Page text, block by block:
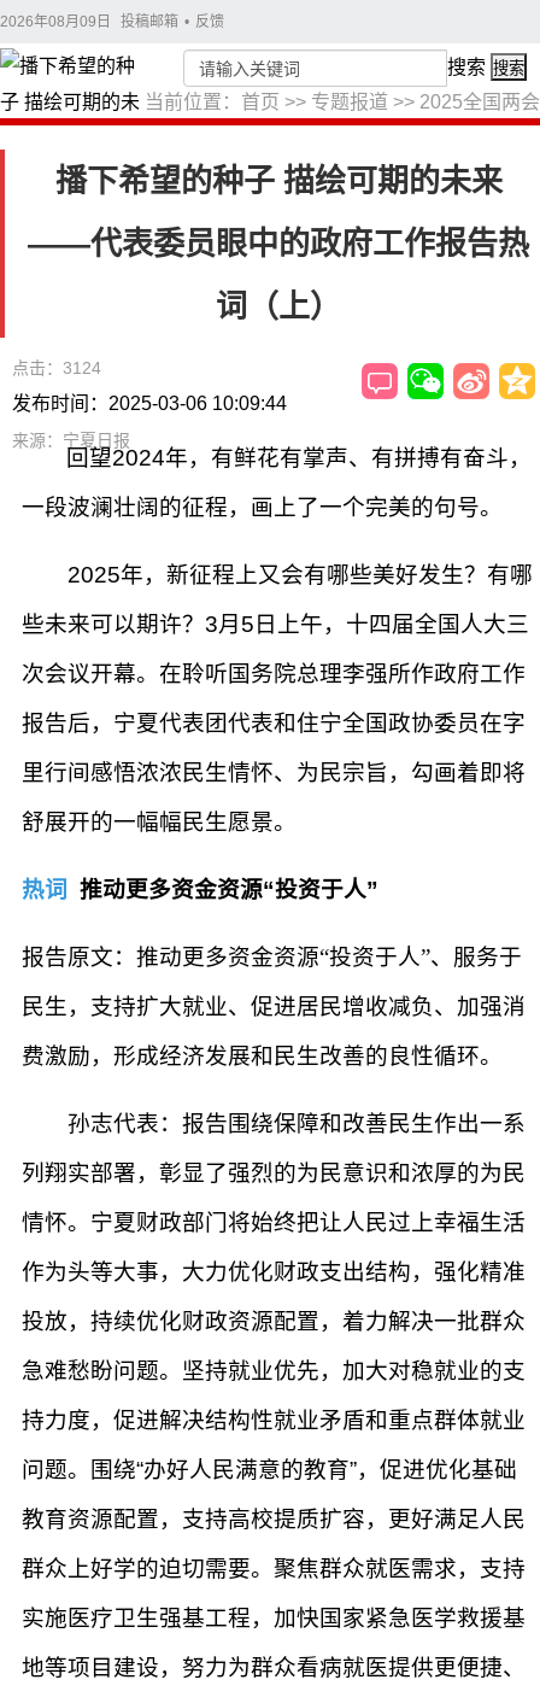
2026年08月09日 投稿邮箱 • 反馈
当前位置： 首页 >> 专题报道 >> 2025全国两会
搜索 搜索
播下希望的种子 描绘可期的未来
——代表委员眼中的政府工作报告热
词（上）
点击：3124
发布时间：2025-03-06 10:09:44
来源：宁夏日报
回望2024年，有鲜花有掌声、有拼搏有奋斗，
一段波澜壮阔的征程，画上了一个完美的句号。
2025年，新征程上又会有哪些美好发生？有哪
些未来可以期许？3月5日上午，十四届全国人大三
次会议开幕。在聆听国务院总理李强所作政府工作
报告后，宁夏代表团代表和住宁全国政协委员在字
里行间感悟浓浓民生情怀、为民宗旨，勾画着即将
舒展开的一幅幅民生愿景。
热词 推动更多资金资源“投资于人”
报告原文：推动更多资金资源“投资于人”、服务于
民生，支持扩大就业、促进居民增收减负、加强消
费激励，形成经济发展和民生改善的良性循环。
孙志代表：报告围绕保障和改善民生作出一系
列翔实部署，彰显了强烈的为民意识和浓厚的为民
情怀。宁夏财政部门将始终把让人民过上幸福生活
作为头等大事，大力优化财政支出结构，强化精准
投放，持续优化财政资源配置，着力解决一批群众
急难愁盼问题。坚持就业优先，加大对稳就业的支
持力度，促进解决结构性就业矛盾和重点群体就业
问题。围绕“办好人民满意的教育”，促进优化基础
教育资源配置，支持高校提质扩容，更好满足人民
群众上好学的迫切需要。聚焦群众就医需求，支持
实施医疗卫生强基工程，加快国家紧急医学救援基
地等项目建设，努力为群众看病就医提供更便捷、